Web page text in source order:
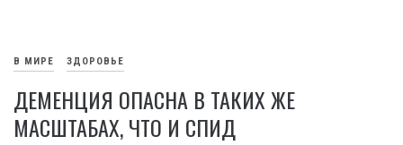
В МИРЕ ЗДОРОВЬЕ
ДЕМЕНЦИЯ ОПАСНА В ТАКИХ ЖЕ
МАСШТАБАХ, ЧТО И СПИД